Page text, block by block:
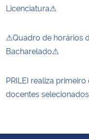
Licenciatura⚠
⚠Quadro de horários
Bacharelado⚠
PRILEI realiza
docentes selecionados